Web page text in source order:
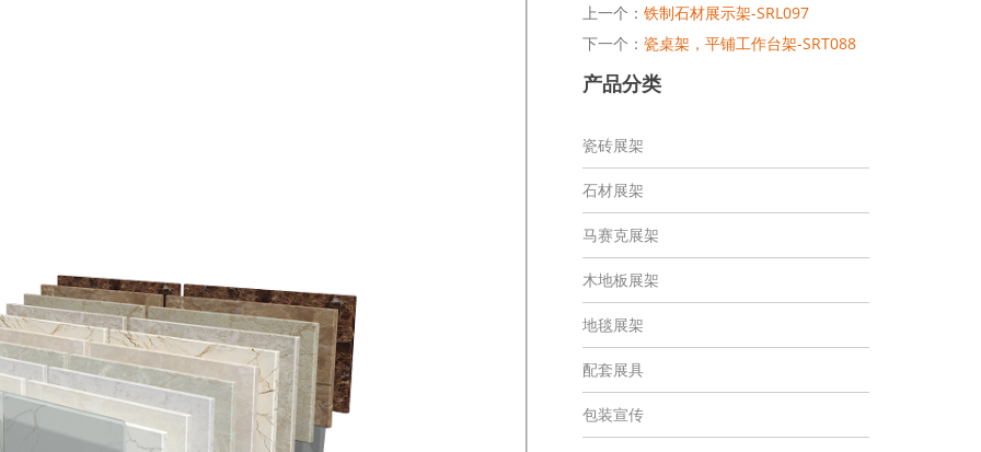
上一个： 铁制石材展示架-SRL097
下一个： 瓷桌架，平铺工作台架-SRT088
产品分类
瓷砖展架
石材展架
马赛克展架
木地板展架
地毯展架
配套展具
包装宣传